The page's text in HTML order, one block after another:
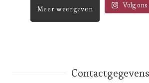
Meer weergeven Volg
Contactgegevens